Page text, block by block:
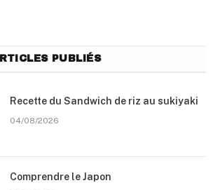
PUBLIÉS
Recette du Sandwich de riz au sukiyaki
04/08/2026
Comprendre le Japon